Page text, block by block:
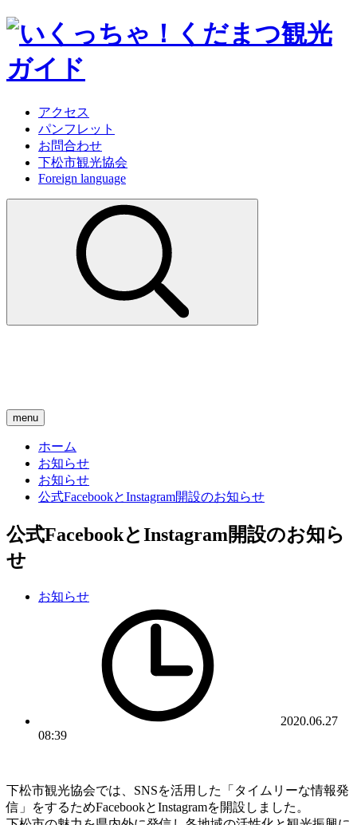
アクセス
パンフレット
お問合わせ
下松市観光協会
Foreign language
menu
ホーム
お知らせ
お知らせ
公式FacebookとInstagram開設のお知らせ
公式FacebookとInstagram開設のお知ら
せ
お知らせ
2020.06.27
08:39
下松市観光協会では、SNSを活用した「タイムリーな情報発
信」をするためFacebookとInstagramを開設しました。